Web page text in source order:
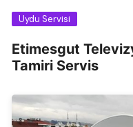
Uydu Servisi
Etimesgut
Tamiri Servis